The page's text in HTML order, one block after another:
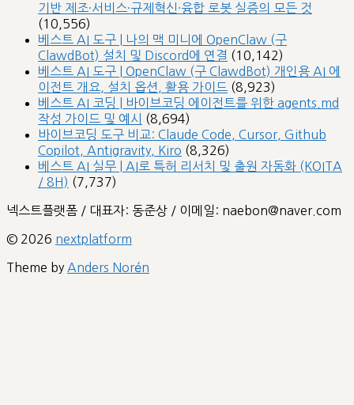
기반 제조·서비스·규제혁신·융합 로봇 실증의 모든 것
(10,556)
베스트 AI 도구 | 나의 맥 미니에 OpenClaw (구
ClawdBot) 설치 및 Discord에 연결 (10,142)
베스트 AI 도구 | OpenClaw (구 ClawdBot) 개인용 AI 에
이전트 개요, 설치 옵션, 활용 가이드 (8,923)
베스트 AI 코딩 | 바이브코딩 에이전트를 위한 agents.md
작성 가이드 및 예시
(8,694)
바이브코딩 도구 비교: Claude Code, Cursor, Github
Copilot, Antigravity, Kiro (8,326)
베스트 AI 실무 | AI로 특허 리서치 및 출원 자동화 (KOITA
/ 8H) (7,737)
넥스트플랫폼 / 대표자: 동준상 / 이메일: naebon@naver.com
© 2026 nextplatform
Theme by Anders Norén